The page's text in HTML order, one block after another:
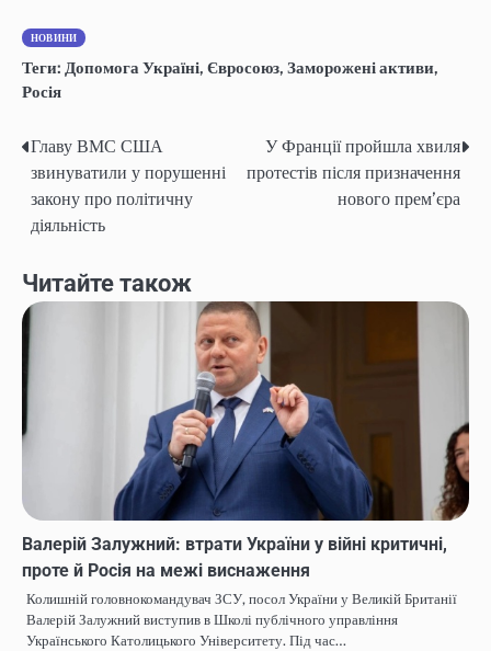
НОВИНИ
Теги: Допомога Україні, Євросоюз, Заморожені активи,
Росія
Навігація
записів
Главу ВМС США
звинуватили у порушенні
закону про політичну
діяльність
У Франції пройшла хвиля
протестів після призначення
нового прем’єра
Читайте також
Валерій Залужний: втрати України у війні критичні,
проте й Росія на межі виснаження
Колишній головнокомандувач ЗСУ, посол України у Великій Британії
Валерій Залужний виступив в Школі публічного управління
Українського Католицького Університету. Під час…